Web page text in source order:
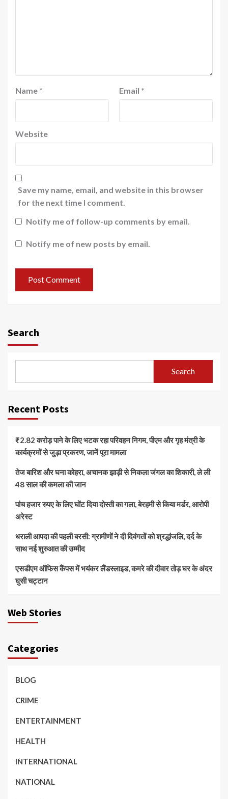
Name * Email *
Website
Save my name, email, and website in this browser
for the next time I comment.
Notify me of follow-up comments by email.
Notify me of new posts by email.
Search
Search
Recent Posts
₹2.82 करोड़ पाने के लिए भटक रहा परिवहन निगम, पीएम और गृह मंत्री के
कार्यक्रमों से जुड़ा प्रकरण, जानें पूरा मामला
तेज बारिश और घना कोहरा, अचानक झाड़ी से निकला जंगल का शिकारी, ले ली
48 साल की कमला की जान
पांच हजार रुपए के लिए घोंट दिया दोस्ती का गला, बेरहमी से किया मर्डर, आरोपी
अरेस्ट
धराली आपदा की पहली बरसी: ग्रामीणों ने दी दिवंगतों को श्रद्धांजलि, दर्द के
साथ नई शुरुआत की उम्मीद
एसडीएम ऑफिस कैंपस में भयंकर लैंडस्लाइड, कमरे की दीवार तोड़ घर के अंदर
घुसी चट्टान
Web Stories
Categories
BLOG
CRIME
ENTERTAINMENT
HEALTH
INTERNATIONAL
NATIONAL